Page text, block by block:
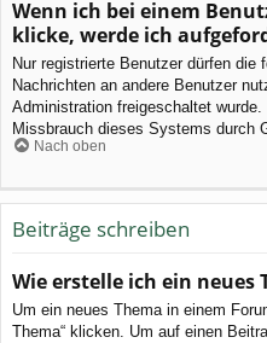
Wenn ich bei einem
klicke, werde ich
Nur registrierte Benutzer dürfen die
Nachrichten an andere Benutzer
Administration freigeschaltet
Missbrauch dieses Systems durch
Nach oben
Beiträge schreiben
Wie erstelle ich ein
Um ein neues Thema in einem
Thema“ klicken. Um auf einen